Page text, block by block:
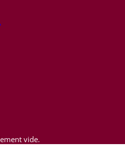
vide.
au Tessin 2026
au cœur de